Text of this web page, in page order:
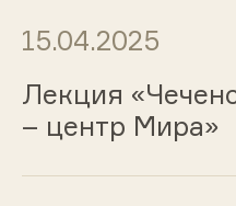
15.04.2025
Лекция
– центр Мира»